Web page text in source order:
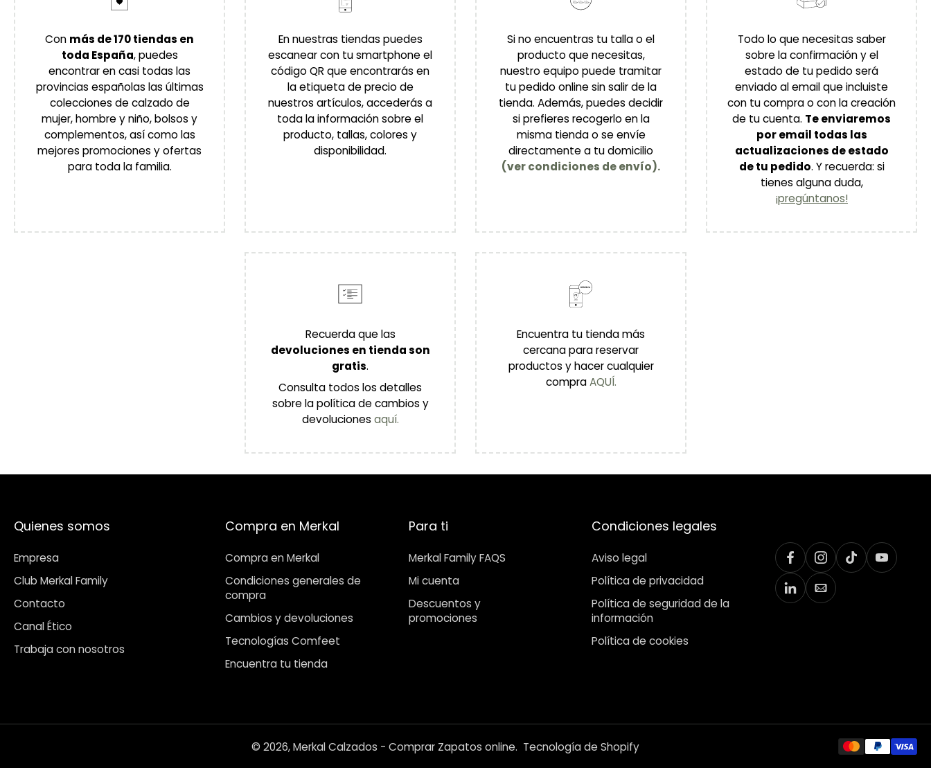
Con más de 170 tiendas en
toda España, puedes
encontrar en casi todas las
provincias españolas las últimas
colecciones de calzado de
mujer, hombre y niño, bolsos y
complementos, así como las
mejores promociones y ofertas
para toda la familia.
En nuestras tiendas puedes
escanear con tu smartphone el
código QR que encontrarás en
la etiqueta de precio de
nuestros artículos, accederás a
toda la información sobre el
producto, tallas, colores y
disponibilidad.
Si no encuentras tu talla o el
producto que necesitas,
nuestro equipo puede tramitar
tu pedido online sin salir de la
tienda. Además, puedes decidir
si prefieres recogerlo en la
misma tienda o se envíe
directamente a tu domicilio
(ver condiciones de envío).
Todo lo que necesitas saber
sobre la confirmación y el
estado de tu pedido será
enviado al email que incluiste
con tu compra o con la creación
de tu cuenta. Te enviaremos
por email todas las
actualizaciones de estado
de tu pedido. Y recuerda: si
tienes alguna duda,
¡pregúntanos!
Recuerda que las
devoluciones en tienda son
gratis.
Consulta todos los detalles
sobre la política de cambios y
devoluciones aquí.
Encuentra tu tienda más
cercana para reservar
productos y hacer cualquier
compraAQUÍ.
Quienes somos
Empresa
Club Merkal Family
Contacto
Canal Ético
Trabaja con nosotros
Compra en Merkal
Compra en Merkal
Condiciones generales de
compra
Cambios y devoluciones
Tecnologías Comfeet
Encuentra tu tienda
Para ti
Merkal Family FAQS
Mi cuenta
Descuentos y
promociones
Condiciones legales
Aviso legal
Política de privacidad
Política de seguridad de la
información
Política de cookies
© 2026,Merkal Calzados - Comprar Zapatos online. Tecnología de Shopify